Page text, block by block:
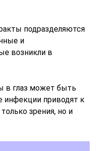
подразделяются
и
возникли в
в глаз может быть
инфекции приводят к
зрения, но и